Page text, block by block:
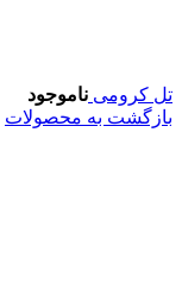
تل کرومی ناموجود
بازگشت به محصولات